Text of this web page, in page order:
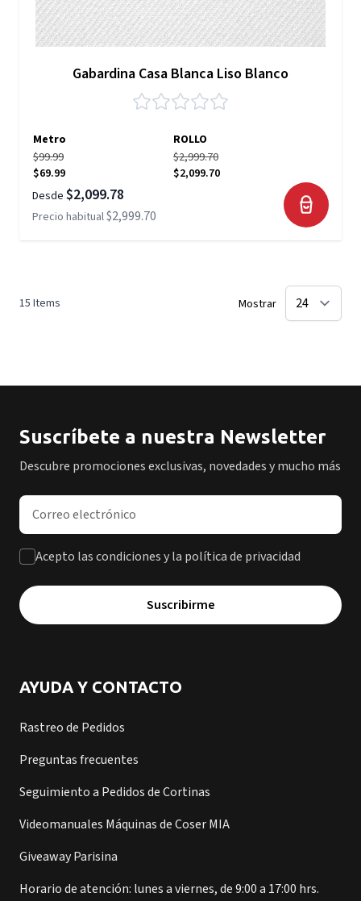
Gabardina Casa Blanca Liso Blanco
Metro
ROLLO
$99.99
$69.99
$2,999.70
$2,099.70
Desde $2,099.78
Precio habitual$2,999.70
15 Items Mostrar
Suscríbete a nuestra Newsletter
Descubre promociones exclusivas, novedades y mucho más
Dirección de correo electrónico
Acepto las condiciones y la política de privacidad
Suscribirme
AYUDA Y CONTACTO
Rastreo de Pedidos
Preguntas frecuentes
Seguimiento a Pedidos de Cortinas
Videomanuales Máquinas de Coser MIA
Giveaway Parisina
Horario de atención: lunes a viernes, de 9:00 a 17:00 hrs.